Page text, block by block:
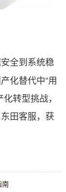
全到系统稳
化替代中“用
转型挑战，
田客服，获
南